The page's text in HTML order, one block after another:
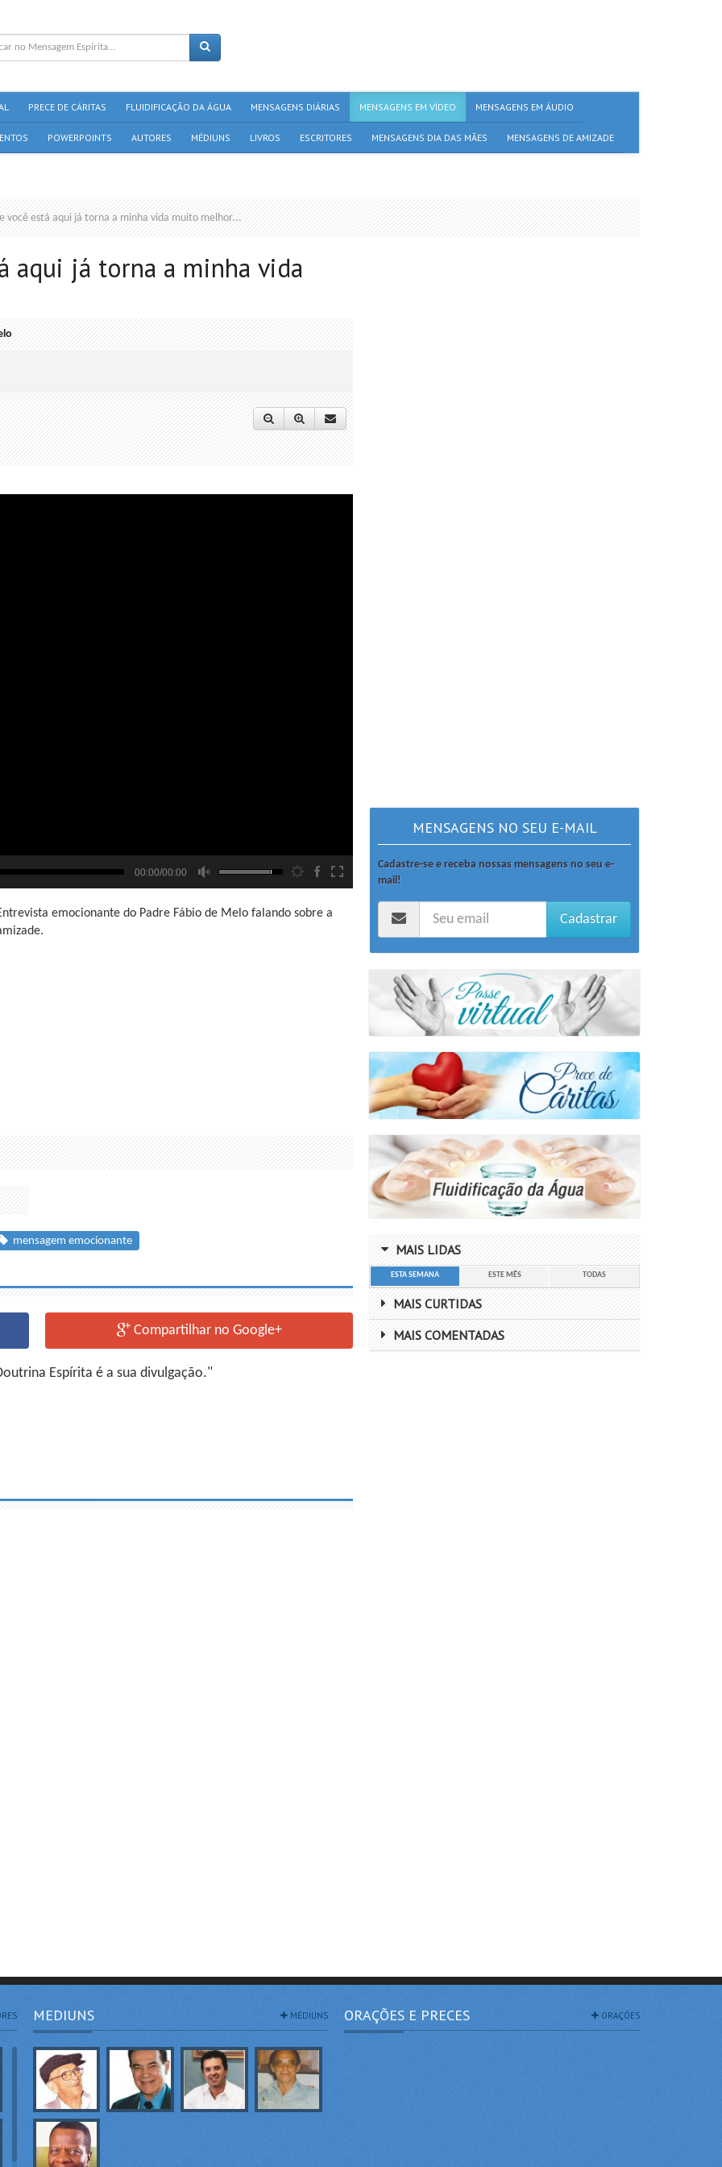
PRECE DE CÁRITAS FLUIDIFICAÇÃO DA ÁGUA MENSAGENS DIÁRIAS MENSAGENS EM VÍDEO MENSAGENS EM ÁUDIO
POWERPOINTS AUTORES MÉDIUNS LIVROS ESCRITORES MENSAGENS DIA DAS MÃES MENSAGENS DE AMIZADE
você está aqui já torna a minha vida muito melhor...
aqui já torna a minha vida
00:00/00:00
emocionante do Padre Fábio de Melo falando sobre a
mensagem emocionante
Compartilhar no Google+
Espírita é a sua divulgação."
MENSAGENS NO SEU E-MAIL
Cadastre-se e receba nossas mensagens no seu e-
mail!
Cadastrar
MAIS LIDAS
ESTA SEMANA ESTE MÊS TODAS
MAIS CURTIDAS
MAIS COMENTADAS
MEDIUNS MÉDIUNS ORAÇÕES E PRECES ORAÇÕES